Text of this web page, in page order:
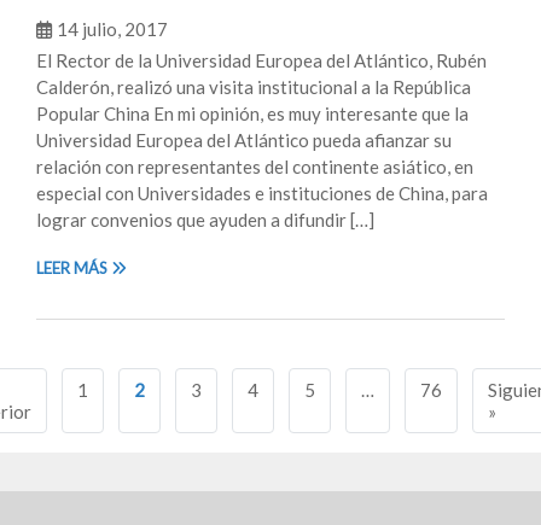
14 julio, 2017
El Rector de la Universidad Europea del Atlántico, Rubén
Calderón, realizó una visita institucional a la República
Popular China En mi opinión, es muy interesante que la
Universidad Europea del Atlántico pueda afianzar su
relación con representantes del continente asiático, en
especial con Universidades e instituciones de China, para
lograr convenios que ayuden a difundir […]
LEER MÁS
Navegación
1 2 3 4 5 … 76
»